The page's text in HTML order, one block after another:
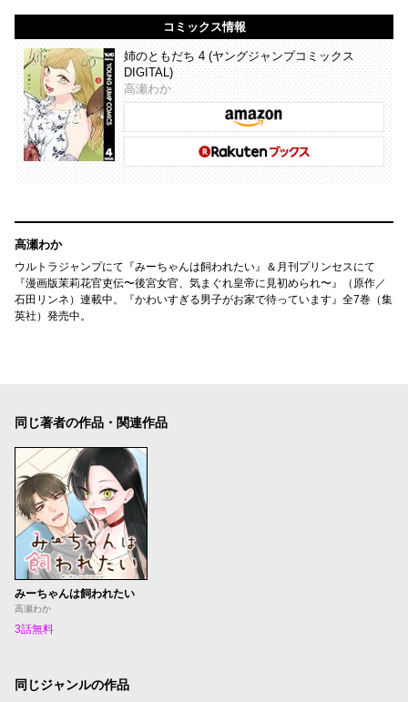
コミックス情報
姉のともだち 4 (ヤングジャンプコミックス
DIGITAL)
高瀬わか
高瀬わか
ウルトラジャンプにて『みーちゃんは飼われたい』＆月刊プリンセスにて
『漫画版茉莉花官吏伝〜後宮女官、気まぐれ皇帝に見初められ〜』（原作／
石田リンネ）連載中。『かわいすぎる男子がお家で待っています』全7巻（集
英社）発売中。
同じ著者の作品・関連作品
みーちゃんは飼われたい
高瀬わか
3話無料
同じジャンルの作品